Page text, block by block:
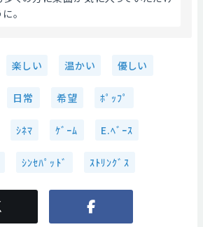
。
楽しい 温かい 優しい
日常 希望 ﾎﾟｯﾌﾟ
ｼﾈﾏ ｹﾞｰﾑ E.ﾍﾞｰｽ
ｼﾝｾﾊﾟｯﾄﾞ ｽﾄﾘﾝｸﾞｽ